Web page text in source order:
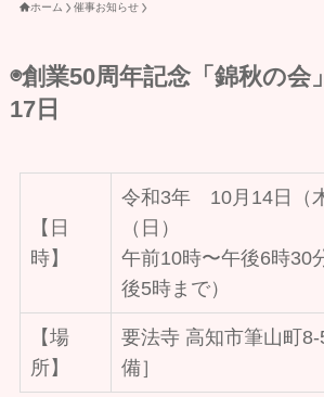
ホーム 催事お知らせ
◉創業50周年記念「錦秋の会
17日
【日
時】
令和3年 10月14日（
（日）
午前10時〜午後6時30
後5時まで）
【場
所】
要法寺 高知市筆山町
備］